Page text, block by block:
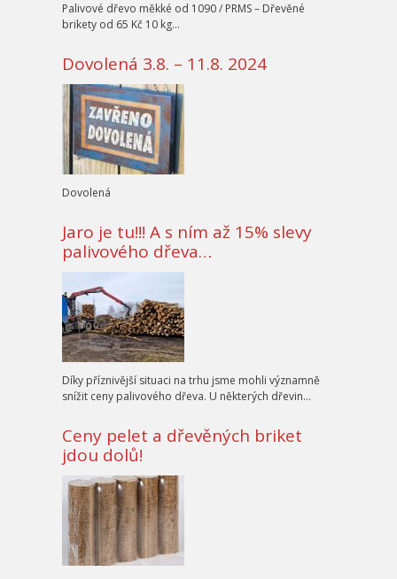
Palivové dřevo měkké od 1090 / PRMS – Dřevěné
brikety od 65 Kč 10 kg…
Dovolená 3.8. – 11.8. 2024
Dovolená
Jaro je tu!!! A s ním až 15% slevy
palivového dřeva…
Díky příznivější situaci na trhu jsme mohli významně
snížit ceny palivového dřeva. U některých dřevin…
Ceny pelet a dřevěných briket
jdou dolů!